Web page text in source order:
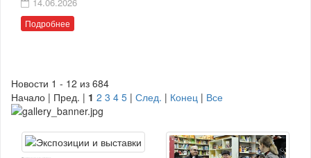
Подробнее
Новости 1 - 12 из 684
Начало | Пред. | 1 2 3 4 5 | След. | Конец | Все